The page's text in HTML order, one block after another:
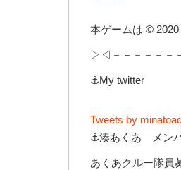
本ゲームは ©
▷◁－－－－－－
⚓My twitter
Tweets by
⚓湊あくあ メン
あくあクルー隊員